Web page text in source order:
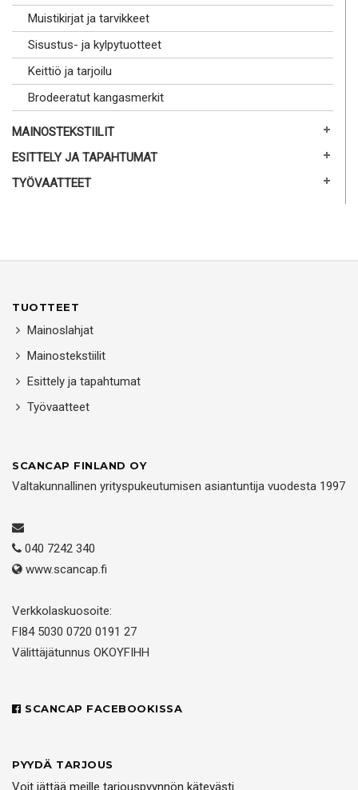
Muistikirjat ja tarvikkeet
Sisustus- ja kylpytuotteet
Keittiö ja tarjoilu
Brodeeratut kangasmerkit
MAINOSTEKSTIILIT
ESITTELY JA TAPAHTUMAT
TYÖVAATTEET
TUOTTEET
Mainoslahjat
Mainostekstiilit
Esittely ja tapahtumat
Työvaatteet
SCANCAP FINLAND OY
Valtakunnallinen yrityspukeutumisen asiantuntija vuodesta 1997
040 7242 340
www.scancap.fi
Verkkolaskuosoite:
FI84 5030 0720 0191 27
Välittäjätunnus OKOYFIHH
SCANCAP FACEBOOKISSA
PYYDÄ TARJOUS
Voit jättää meille tarjouspyynnön kätevästi